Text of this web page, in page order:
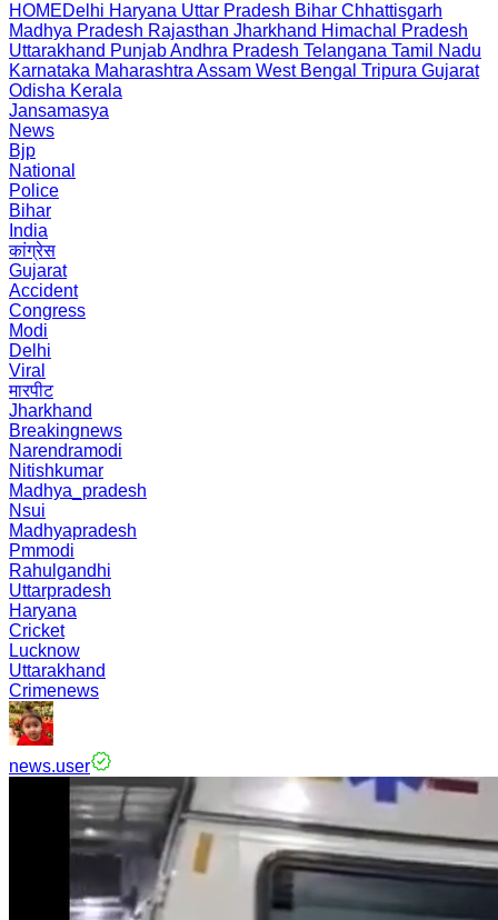
HOMEDelhi Haryana Uttar Pradesh Bihar Chhattisgarh
Madhya Pradesh Rajasthan Jharkhand Himachal Pradesh
Uttarakhand PunjabAndhra Pradesh Telangana Tamil Nadu
Karnataka Maharashtra Assam West Bengal Tripura Gujarat
Odisha Kerala
Jansamasya
News
Bjp
National
Police
Bihar
India
कांग्रेस
Gujarat
Accident
Congress
Modi
Delhi
Viral
मारपीट
Jharkhand
Breakingnews
Narendramodi
Nitishkumar
Madhya_pradesh
Nsui
Madhyapradesh
Pmmodi
Rahulgandhi
Uttarpradesh
Haryana
Cricket
Lucknow
Uttarakhand
Crimenews
news.user